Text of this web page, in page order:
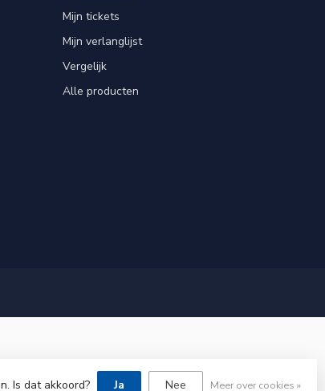
Mijn tickets
Mijn verlanglijst
Vergelijk
Alle producten
Is dat akkoord? Ja Nee Meer over cookies »